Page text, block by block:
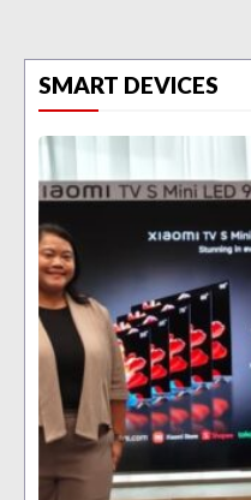
SMART DEVICES